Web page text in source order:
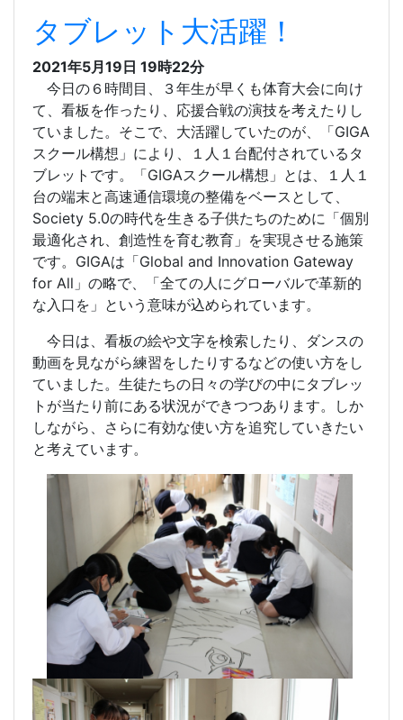
タブレット大活躍！
2021年5月19日 19時22分
今日の６時間目、３年生が早くも体育大会に向け
て、看板を作ったり、応援合戦の演技を考えたりし
ていました。そこで、大活躍していたのが、
「GIGA
スクール構想」により、
１人１台配付されているタ
ブレットです。
「GIGAスクール構想」とは、１人１
台の端末と高速通信環境の整備をベースとして、
Society 5.0の時代を生きる子供たちのために「個別
最適化され、創造性を育む教育」を実現させる施策
です。GIGAは「Global and Innovation Gateway
for All」の略で、「全ての人にグローバルで革新的
な入口を」という意味が込められています。
今日は、看板の絵や文字を検索したり、ダンスの
動画を見ながら練習をしたりするなどの使い方をし
ていました。生徒たちの日々の学びの中にタブレッ
トが当たり前にある状況ができつつあります。しか
しながら、さらに有効な使い方を追究していきたい
と考えています。